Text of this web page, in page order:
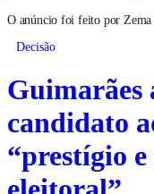
O anúncio foi feito por Zema
Decisão
Guimarães
candidato
“prestígio
eleitoral”